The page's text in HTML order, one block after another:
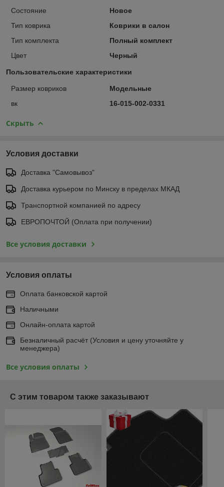
Состояние
Новое
Тип коврика
Коврики в салон
Тип комплекта
Полный комплект
Цвет
Черный
Пользовательские характеристики
Размер ковриков
Модельные
вк
16-015-002-0331
Скрыть
Условия доставки
Доставка "Самовывоз"
Доставка курьером по Минску в пределах МКАД
Транспортной компанией по адресу
ЕВРОПОЧТОЙ (Оплата при получении)
Все условия доставки
Условия оплаты
Оплата банковской картой
Наличными
Онлайн-оплата картой
Безналичный расчёт (Условия и цену уточняйте у
менеджера)
Все условия оплаты
С этим товаром также заказывают